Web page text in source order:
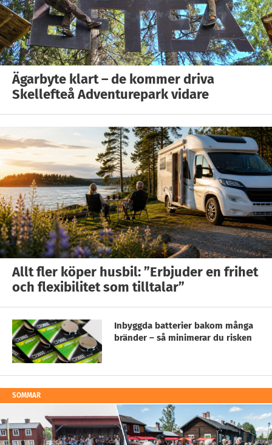
Ägarbyte klart – de kommer driva
Skellefteå Adventurepark vidare
Allt fler köper husbil: ”Erbjuder en frihet
och flexibilitet som tilltalar”
Inbyggda batterier bakom många
bränder – så minimerar du risken
SOMMAR